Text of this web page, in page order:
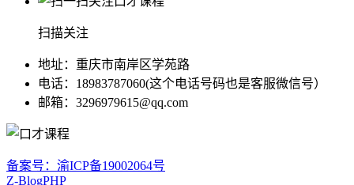
扫描关注
地址：重庆市南岸区学苑路
电话：18983787060(这个电话号码也是客服微信号）
邮箱：3296979615@qq.com
备案号：渝ICP备19002064号
Z-BlogPHP